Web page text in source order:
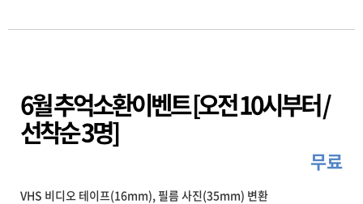
6월 추억소환이벤트 [오전 10시부터 /
선착순 3명]
무료
VHS 비디오 테이프(16mm), 필름 사진(35mm) 변환